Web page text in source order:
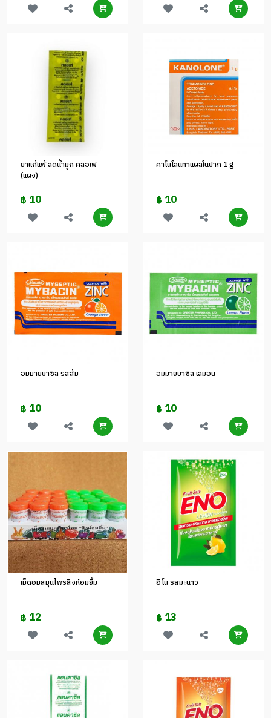
ยาแก้แพ้ ลดน้ำมูก คลอเฟ
(แผง)
฿ 10
คาโนโลนทาแผลในปาก 1 g
฿ 10
อมมายบาซิล รสส้ม
฿ 10
อมมายบาซิล เลมอน
฿ 10
เม็ดอมสมุนไพรสิงห์อมยิ้ม
฿ 12
อีโน รสมะนาว
฿ 13